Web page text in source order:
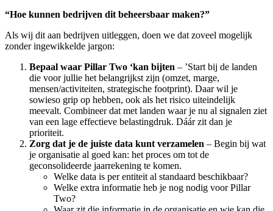
“Hoe kunnen bedrijven dit beheersbaar maken?”
Als wij dit aan bedrijven uitleggen, doen we dat zoveel mogelijk
zonder ingewikkelde jargon:
Bepaal waar Pillar Two ‘kan bijten – ’Start bij de landen
die voor jullie het belangrijkst zijn (omzet, marge,
mensen/activiteiten, strategische footprint). Daar wil je
sowieso grip op hebben, ook als het risico uiteindelijk
meevalt. Combineer dat met landen waar je nu al signalen ziet
van een lage effectieve belastingdruk. Dáár zit dan je
prioriteit.
Zorg dat je de juiste data kunt verzamelen – Begin bij wat
je organisatie al goed kan: het proces om tot de
geconsolideerde jaarrekening te komen.
Welke data is per entiteit al standaard beschikbaar?
Welke extra informatie heb je nog nodig voor Pillar
Two?